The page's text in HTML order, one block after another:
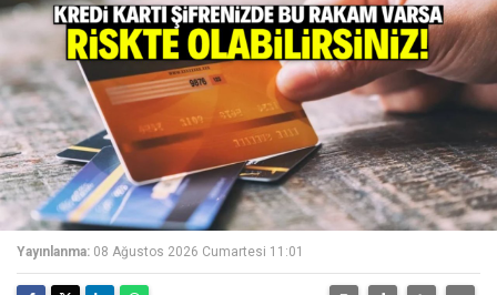
Yayınlanma: 08 Ağustos 2026 Cumartesi 11:01